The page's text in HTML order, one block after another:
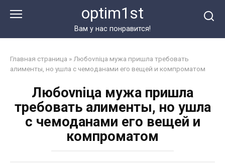
optim1st
Вам у нас понравится!
Главная страница » Любоvniца мужа пришла требовать
алименты, но ушла с чемоданами его вещей и компроматом
Любоvniца мужа пришла
требовать алименты, но ушла
с чемоданами его вещей и
компроматом